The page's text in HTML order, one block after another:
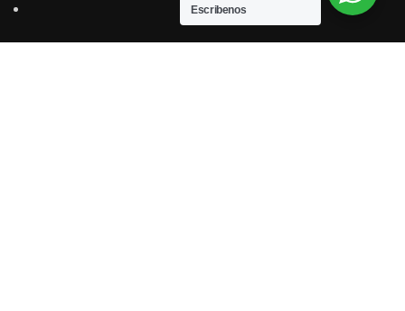
Escribenos